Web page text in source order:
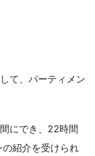
て、パーティメン
にでき、22時間
紹介を受けられ